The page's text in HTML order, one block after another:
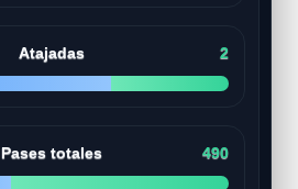
Atajadas 2
Pases totales 490